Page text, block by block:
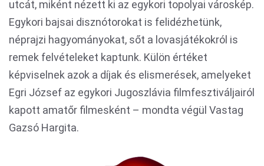
utcát, miként nézett ki az egykori topolyai városkép.
Egykori bajsai disznótorokat is felidézhetünk,
néprajzi hagyományokat, sőt a lovasjátékokról is
remek felvételeket kaptunk. Külön értéket
képviselnek azok a díjak és elismerések, amelyeket
Egri József az egykori Jugoszlávia filmfesztiváljairól
kapott amatőr filmesként – mondta végül Vastag
Gazsó Hargita.